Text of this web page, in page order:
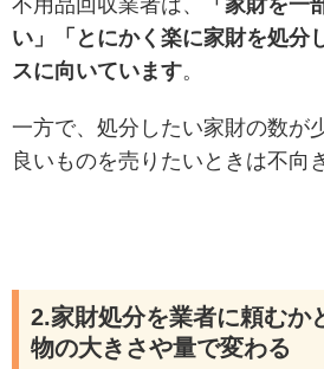
い」「とにかく楽に家財を処分
スに向いています。
一方で、処分したい家財の数が
良いものを売りたいときは不向
2.家財処分を業者に頼むか
物の大きさや量で変わる